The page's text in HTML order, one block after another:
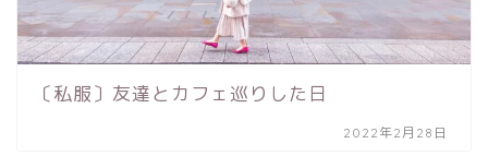
〔私服〕友達とカフェ巡りした日
2022年2月28日